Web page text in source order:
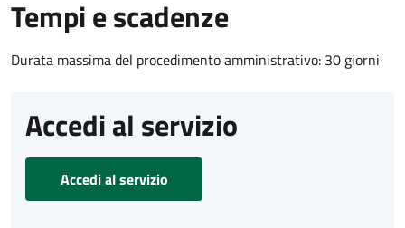
Tempi e scadenze
Durata massima del procedimento amministrativo: 30 giorni
Accedi al servizio
Accedi al servizio